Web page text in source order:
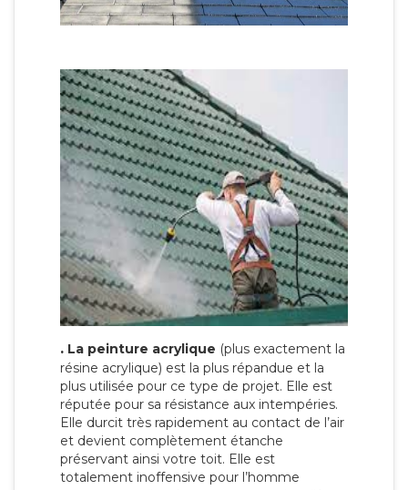
. La peinture acrylique (plus exactement la
résine acrylique) est la plus répandue et la
plus utilisée pour ce type de projet. Elle est
réputée pour sa résistance aux intempéries.
Elle durcit très rapidement au contact de l’air
et devient complètement étanche
préservant ainsi votre toit. Elle est
totalement inoffensive pour l’homme